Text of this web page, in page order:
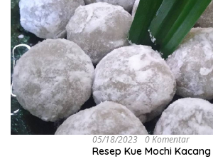
05/18/2023 0 Komentar
Resep Kue Mochi